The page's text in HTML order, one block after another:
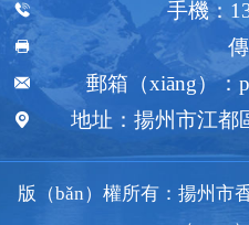
 手機：

 郵箱（xiāng）：
 地址：揚州市江都
版（bǎn）權所有： 揚州市